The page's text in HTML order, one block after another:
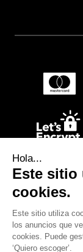
Hola...
Este sitio
cookies.
Este sitio utiliza
los anuncios que
cookies. Puede
‘Quiero escoger’.